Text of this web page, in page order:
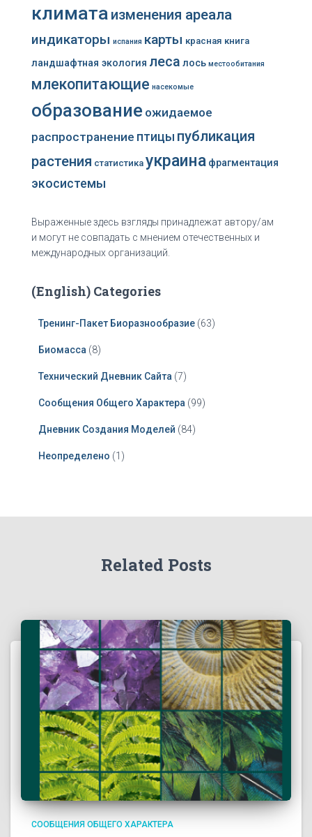
климата изменения ареала
индикаторы испания карты красная книга
ландшафтная экология леса лось местообитания
млекопитающие насекомые
образование ожидаемое
распространение птицы публикация
растения статистика украина фрагментация
экосистемы
Выраженные здесь взгляды принадлежат автору/ам
и могут не совпадать с мнением отечественных и
международных организаций.
(English) Categories
Тренинг-Пакет Биоразнообразие (63)
Биомасса (8)
Технический Дневник Сайта (7)
Сообщения Общего Характера (99)
Дневник Создания Моделей (84)
Неопределено (1)
Related Posts
СООБЩЕНИЯ ОБЩЕГО ХАРАКТЕРА